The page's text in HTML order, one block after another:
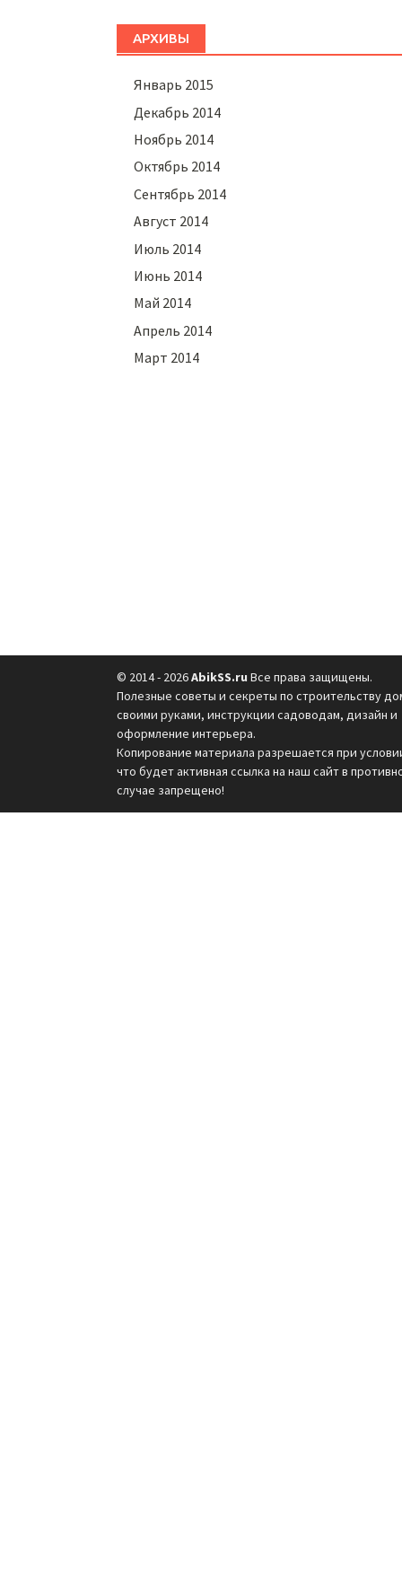
АРХИВЫ
Январь 2015
Декабрь 2014
Ноябрь 2014
Октябрь 2014
Сентябрь 2014
Август 2014
Июль 2014
Июнь 2014
Май 2014
Апрель 2014
Март 2014
© 2014 - 2026AbikSS.ru Все права защищены.
Полезные советы и секреты по строительству
своими руками, инструкции садоводам, дизайн и
оформление интерьера.
Копирование материала разрешается при
что будет активная ссылка на наш сайт в
случае запрещено!